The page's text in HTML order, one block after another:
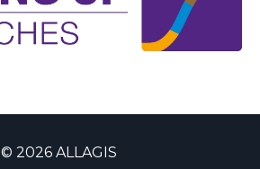
© 2026 ALLAGIS